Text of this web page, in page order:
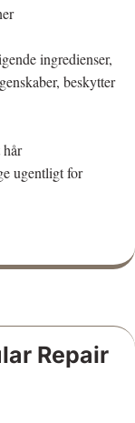
ingredienser,
beskytter
ugentligt for
Repair